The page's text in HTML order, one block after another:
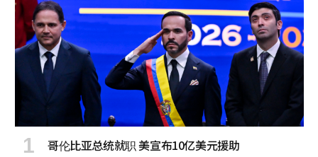
哥伦比亚总统就职 美宣布10亿美元援助